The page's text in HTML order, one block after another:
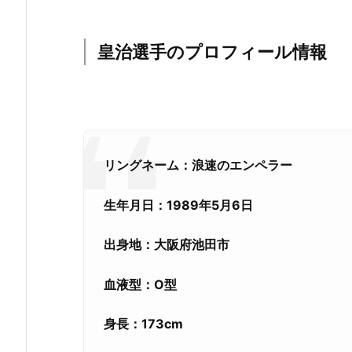
皇治選手のプロフィール情報
リングネーム：浪速のエンペラー
生年月日：1989年5月6日
出身地：大阪府池田市
血液型：O型
身長：173cm